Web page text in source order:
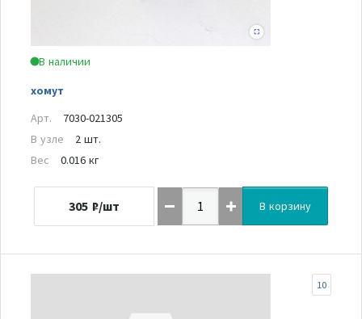
В наличии
хомут
Арт.
7030-021305
В узле
2 шт.
Вес
0.016 кг
305 ₽/шт В корзину
10